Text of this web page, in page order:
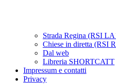
Strada Regina (RSI
Chiese in diretta (RSI
Dal web
Libreria SHORTCATT
Impressum e contatti
Privacy